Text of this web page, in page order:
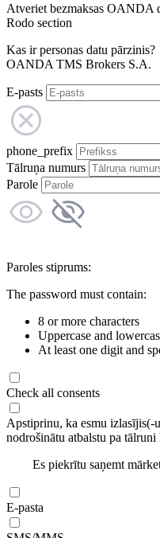
Atveriet bezmaksas OANDA
Rodo section
Kas ir personas datu pārzinis?
OANDA TMS Brokers S.A.
E-pasts
phone_prefix
Tālruņa numurs
Parole
Paroles stiprums:
The password must contain:
8 or more characters
Uppercase and
At least one digit and
Check all consents
Apstiprinu, ka esmu
nodrošinātu atbalstu pa
Es piekrītu saņemt
E-pasta